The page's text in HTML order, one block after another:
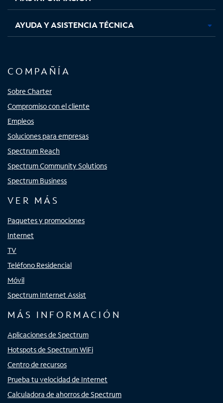
AYUDA Y ASISTENCIA TÉCNICA
COMPAÑÍA
Sobre Charter
Compromiso con el cliente
Empleos
Soluciones para empresas
Spectrum Reach
Spectrum Community Solutions
Spectrum Business
VER MÁS
Paquetes y promociones
Internet
TV
Teléfono Residencial
Móvil
Spectrum Internet Assist
MÁS INFORMACIÓN
Aplicaciones de Spectrum
Hotspots de Spectrum WiFi
Centro de recursos
Prueba tu velocidad de Internet
Calculadora de ahorros de Spectrum